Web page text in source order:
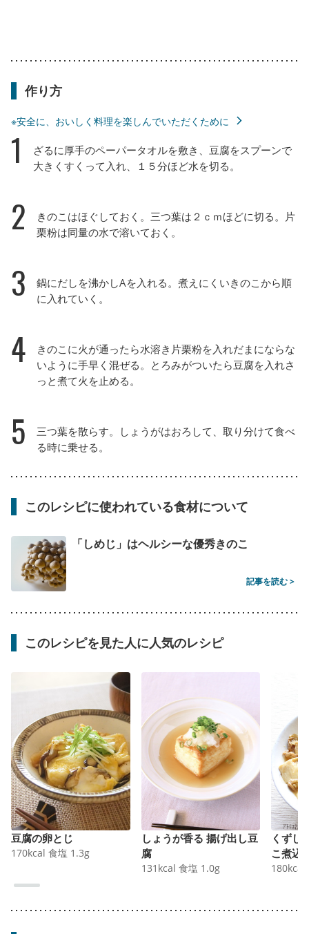
作り方
※安全に、おいしく料理を楽しんでいただくために
1
ざるに厚手のペーパータオルを敷き、豆腐をスプーンで
大きくすくって入れ、１５分ほど水を切る。
2
きのこはほぐしておく。三つ葉は２ｃｍほどに切る。片
栗粉は同量の水で溶いておく。
3
鍋にだしを沸かしAを入れる。煮えにくいきのこから順
に入れていく。
4
きのこに火が通ったら水溶き片栗粉を入れだまにならな
いように手早く混ぜる。とろみがついたら豆腐を入れさ
っと煮て火を止める。
5
三つ葉を散らす。しょうがはおろして、取り分けて食べ
る時に乗せる。
このレシピに使われている食材について
「しめじ」はヘルシーな優秀きのこ
記事を読む >
このレシピを見た人に人気のレシピ
豆腐の卵とじ
170kcal 食塩 1.3g
しょうが香る 揚げ出し豆
腐
131 kcal 食塩 1.0g
くずし
こ煮込
180kcal